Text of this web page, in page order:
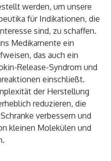
werden, um unsere
für Indikationen, die
sind, zu schaffen.
Medikamente ein
das auch ein
Release-Syndrom und
einschließt.
der Herstellung
reduzieren, die
verbessern und
kleinen Molekülen und